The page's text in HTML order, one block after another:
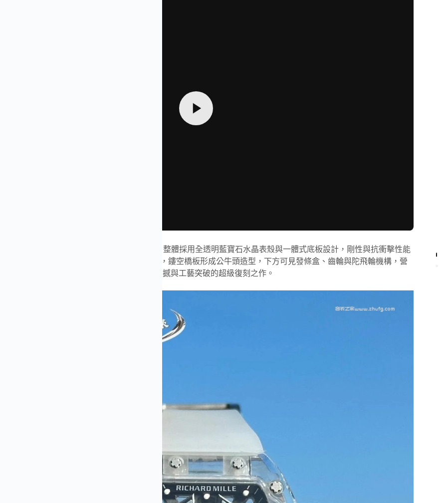
米勒 RM 27-03 陀飛輪腕錶，MS廠精心打造。整體採用全透明藍寶石水晶表殼與一體式底板設計，剛性與抗衝擊性能
盤面靈感源於西班牙鬥牛（Spanish Matador），鏤空橋板形成公牛頭造型，下方可見發條盒、齒輪與陀飛輪機構，營
烈的機械感與藝術張力。這是一款兼具視覺震撼與工藝突破的超級復刻之作。